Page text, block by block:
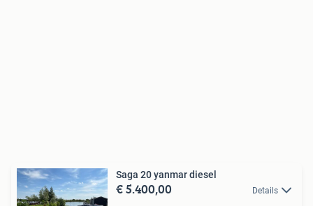
Saga 20 yanmar diesel
€ 5.400,00 Details